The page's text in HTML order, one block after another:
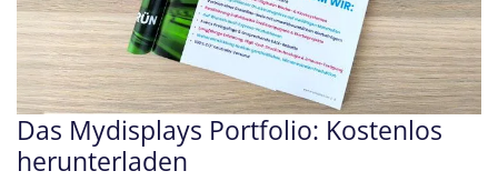
Das Mydisplays Portfolio: Kostenlos
herunterladen